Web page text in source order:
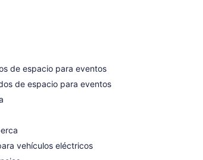
de espacio para eventos
de espacio para eventos
vehículos eléctricos